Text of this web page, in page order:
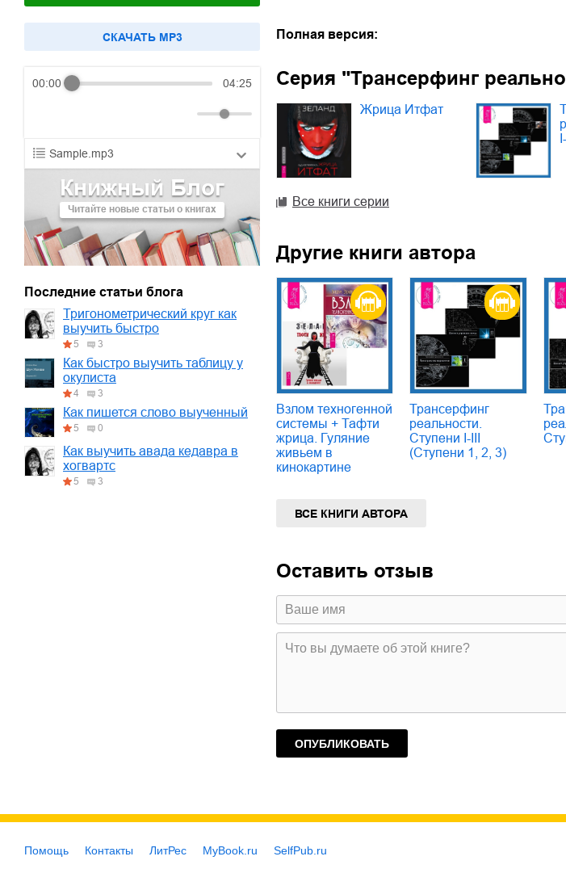
CКАЧАТЬ MP3
00:00 04:25
Sample.mp3
01.mp3 30:10
02.mp3
03.mp3 20:00
Книжный Блог
Читайте новые статьи о книгах
Последние статьи блога
Тригонометрический круг как
выучить быстро
5 3
Как быстро выучить таблицу у
окулиста
4 3
Как пишется слово выученный
5 0
Как выучить авада кедавра в
хогвартс
5 3
Полная версия:
Серия "Трансерфинг
Жрица Итфат
Все книги серии
Другие книги автора
Взлом техногенной
системы + Тафти
жрица. Гуляние
живьем в
кинокартине
Трансерфинг
реальности.
Ступени I-III
(Ступени 1, 2, 3)
ВСЕ КНИГИ АВТОРА
Оставить отзыв
Помощь Контакты ЛитРес MyBook.ru SelfPub.ru